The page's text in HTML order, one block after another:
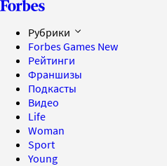
Рубрики
Forbes Games New
Рейтинги
Франшизы
Подкасты
Видео
Life
Woman
Sport
Young